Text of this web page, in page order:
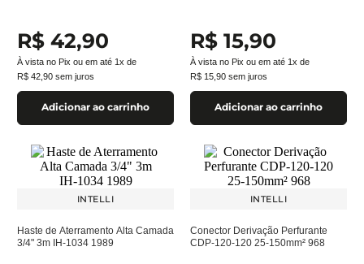
R$ 42,90
À vista no Pix ou em até 1x de
R$ 42 90 sem juros
Adicionar ao carrinho
R$ 15,90
À vista no Pix ou em até 1x de
R$ 15 90 sem juros
Adicionar ao carrinho
INTELLI
Haste de Aterramento Alta Camada
3/4" 3m IH-1034 1989
INTELLI
Conector Derivação Perfurante
CDP-120-120 25-150mm² 968